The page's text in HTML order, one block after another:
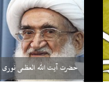
خداوند نمي‌خواهد بيش از
بر خود